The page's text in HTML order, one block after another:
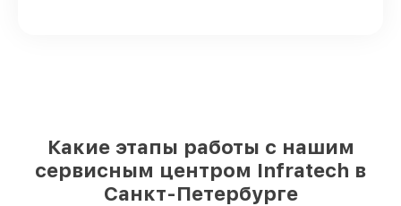
Какие этапы работы с нашим
сервисным центром Infratech в
Санкт-Петербурге